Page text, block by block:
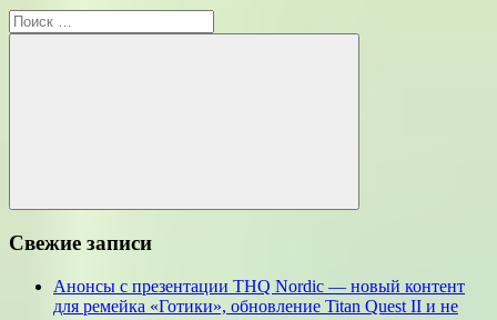
Поиск
для:
Поиск
Свежие записи
Анонсы с презентации THQ Nordic — новый контент
для ремейка «Готики», обновление Titan Quest II и не